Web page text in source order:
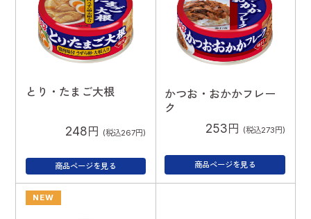
とり・たまご大根
248円 (税込267円)
商品ページを見る
かつお・おかかフレー
ク
253円 (税込273円)
商品ページを見る
NEW